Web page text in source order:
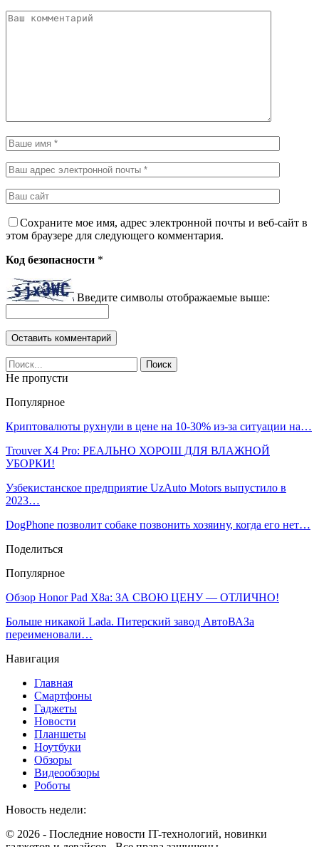
Сохраните мое имя, адрес электронной почты и веб-сайт в
этом браузере для следующего комментария.
Код безопасности *
Введите символы отображаемые выше:
Не пропусти
Популярное
Криптовалюты рухнули в цене на 10-30% из-за ситуации на…
Trouver X4 Pro: РЕАЛЬНО ХОРОШ ДЛЯ ВЛАЖНОЙ
УБОРКИ!
Узбекистанское предприятие UzAuto Motors выпустило в
2023…
DogPhone позволит собаке позвонить хозяину, когда его нет…
Поделиться
Популярное
Обзор Honor Pad X8a: ЗА СВОЮ ЦЕНУ — ОТЛИЧНО!
Больше никакой Lada. Питерский завод АвтоВАЗа
переименовали…
Навигация
Главная
Смартфоны
Гаджеты
Новости
Планшеты
Ноутбуки
Обзоры
Видеообзоры
Роботы
Новость недели:
© 2026 - Последние новости IT-технологий, новинки